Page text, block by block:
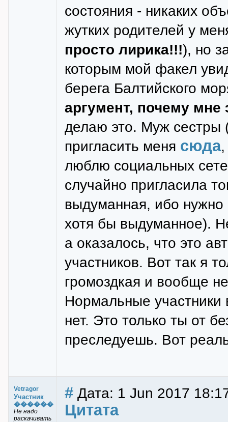
состояния - никаких
жутких родителей у
просто лирика!!!), но
которым мой факел
берега Балтийского
аргумент, почему мне
делаю это. Муж сестры
пригласить меня сюда,
люблю социальных
случайно пригласила
выдуманная, ибо
хотя бы выдуманное).
а оказалось, что это
участников. Вот так я
громоздкая и вообще
Нормальные участники
нет. Это только ты от
преследуешь. Вот
Vetragor
Участник
������
Не надо
раскачивать
# Дата: 1 Jun 2017
Цитата